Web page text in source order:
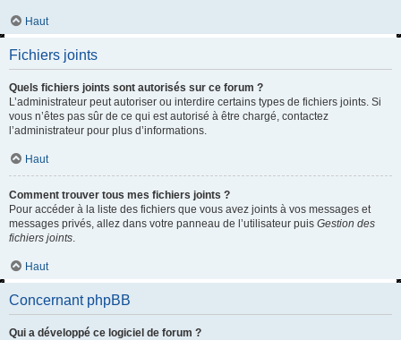
Haut
Fichiers joints
Quels fichiers joints sont autorisés sur ce forum ?
L’administrateur peut autoriser ou interdire certains types de fichiers joints. Si
vous n’êtes pas sûr de ce qui est autorisé à être chargé, contactez
l’administrateur pour plus d’informations.
Haut
Comment trouver tous mes fichiers joints ?
Pour accéder à la liste des fichiers que vous avez joints à vos messages et
messages privés, allez dans votre panneau de l’utilisateur puis Gestion des
fichiers joints.
Haut
Concernant phpBB
Qui a développé ce logiciel de forum ?